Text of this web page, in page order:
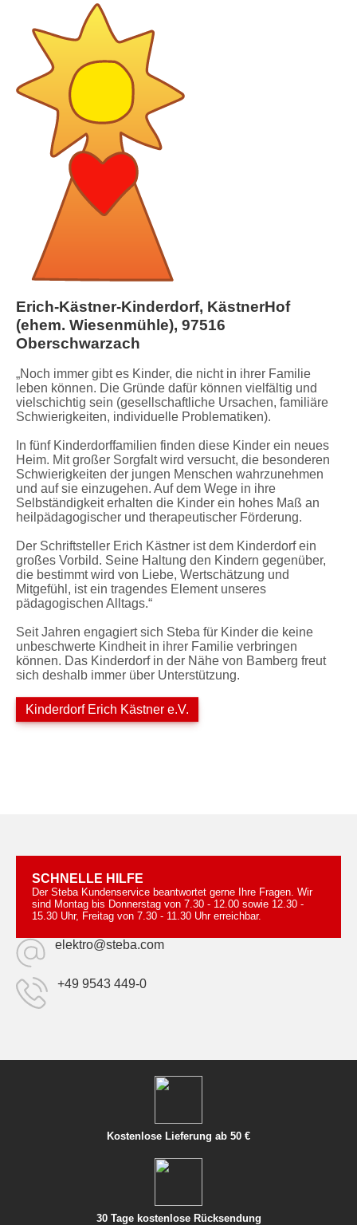
Erich-Kästner-Kinderdorf, KästnerHof
(ehem. Wiesenmühle), 97516
Oberschwarzach
„Noch immer gibt es Kinder, die nicht in ihrer Familie
leben können. Die Gründe dafür können vielfältig und
vielschichtig sein (gesellschaftliche Ursachen, familiäre
Schwierigkeiten, individuelle Problematiken).
In fünf Kinderdorffamilien finden diese Kinder ein neues
Heim. Mit großer Sorgfalt wird versucht, die besonderen
Schwierigkeiten der jungen Menschen wahrzunehmen
und auf sie einzugehen. Auf dem Wege in ihre
Selbständigkeit erhalten die Kinder ein hohes Maß an
heilpädagogischer und therapeutischer Förderung.
Der Schriftsteller Erich Kästner ist dem Kinderdorf ein
großes Vorbild. Seine Haltung den Kindern gegenüber,
die bestimmt wird von Liebe, Wertschätzung und
Mitgefühl, ist ein tragendes Element unseres
pädagogischen Alltags.“
Seit Jahren engagiert sich Steba für Kinder die keine
unbeschwerte Kindheit in ihrer Familie verbringen
können. Das Kinderdorf in der Nähe von Bamberg freut
sich deshalb immer über Unterstützung.
Kinderdorf Erich Kästner e.V.
SCHNELLE HILFE
Der Steba Kundenservice beantwortet gerne Ihre Fragen. Wir
sind Montag bis Donnerstag von 7.30 - 12.00 sowie 12.30 -
15.30 Uhr, Freitag von 7.30 - 11.30 Uhr erreichbar.
elektro@steba.com
+49 9543 449-0
Kostenlose Lieferung ab 50 €
30 Tage kostenlose Rücksendung